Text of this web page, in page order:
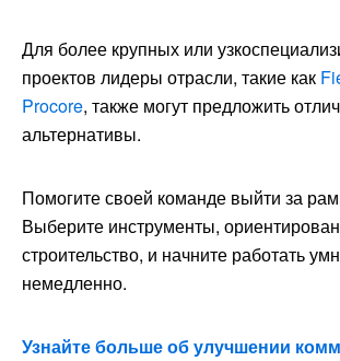
Для более крупных или
проектов лидеры отрасли, такие как
Procore, также могут предложить
альтернативы.
Помогите своей команде выйти за
Выберите инструменты,
строительство, и начните работать
немедленно.
Узнайте больше об улучшении